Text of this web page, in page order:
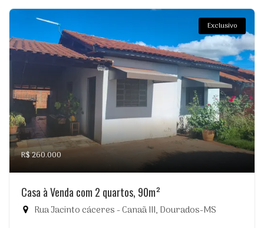
Exclusivo
R$ 260.000
Casa à Venda com 2 quartos, 90m²
Rua Jacinto cáceres - Canaã III, Dourados-MS